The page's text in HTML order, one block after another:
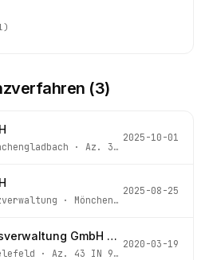
)
(3)
· Az. 32 IN 75/25
2025-10-01
· Mönchengladbach
2025-08-25
Cramer Grundstücksverwaltung GmbH & Co. KG
· Az. 43 IN 974/19
2020-03-19